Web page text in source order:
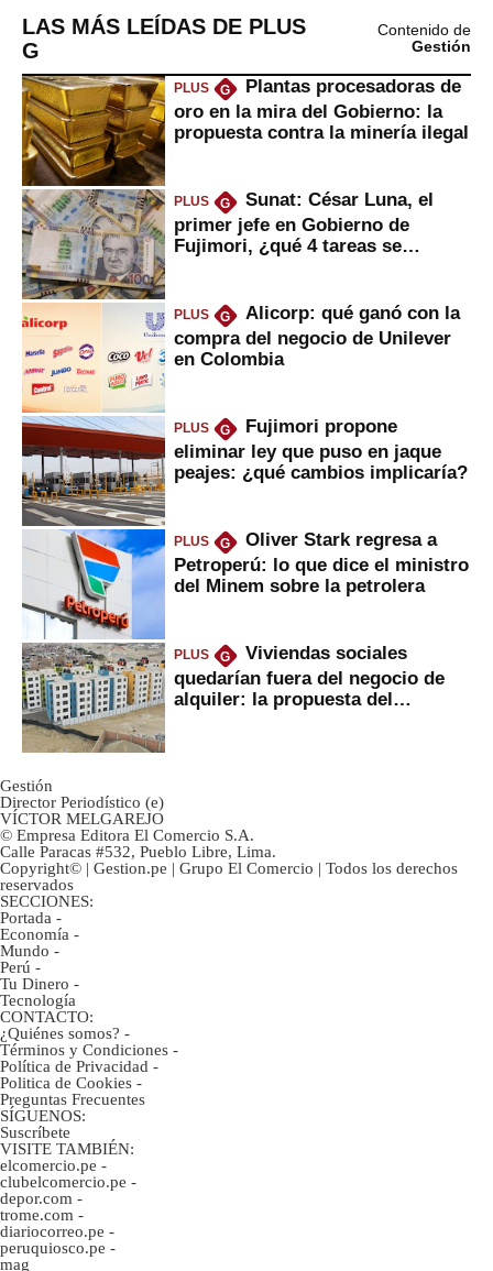
LAS MÁS LEÍDAS DE PLUS
G
Contenido de
Gestión
PLUS G
Plantas procesadoras de
oro en la mira del Gobierno: la
propuesta contra la minería ilegal
PLUS G
Sunat: César Luna, el
primer jefe en Gobierno de
Fujimori, ¿qué 4 tareas se
PLUS G
Alicorp: qué ganó con la
compra del negocio de Unilever
en Colombia
PLUS G
Fujimori propone
eliminar ley que puso en jaque
peajes: ¿qué cambios implicaría?
PLUS G
Oliver Stark regresa a
Petroperú: lo que dice el ministro
del Minem sobre la petrolera
PLUS G
Viviendas sociales
quedarían fuera del negocio de
alquiler: la propuesta del
Gestión
Director Periodístico (e)
VÍCTOR MELGAREJO
© Empresa Editora El Comercio S.A.
Calle Paracas #532, Pueblo Libre, Lima.
Copyright© | Gestion.pe | Grupo El Comercio | Todos los derechos
reservados
SECCIONES:
Portada -
Economía -
Mundo -
Perú -
Tu Dinero -
Tecnología
CONTACTO:
¿Quiénes somos? -
Términos y Condiciones -
Política de Privacidad -
Politica de Cookies -
Preguntas Frecuentes
SÍGUENOS:
Suscríbete
VISITE TAMBIÉN:
elcomercio.pe -
clubelcomercio.pe -
depor.com -
trome.com -
diariocorreo.pe -
peruquiosco.pe -
mag